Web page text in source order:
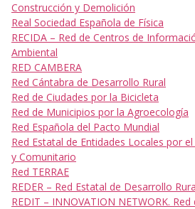
Construcción y Demolición
Real Sociedad Española de Física
RECIDA – Red de Centros de
Ambiental
RED CAMBERA
Red Cántabra de Desarrollo Rural
Red de Ciudades por la Bicicleta
Red de Municipios por la Agroecología
Red Española del Pacto Mundial
Red Estatal de Entidades Locales por
y Comunitario
Red TERRAE
REDER – Red Estatal de Desarrollo
REDIT – INNOVATION NETWORK.